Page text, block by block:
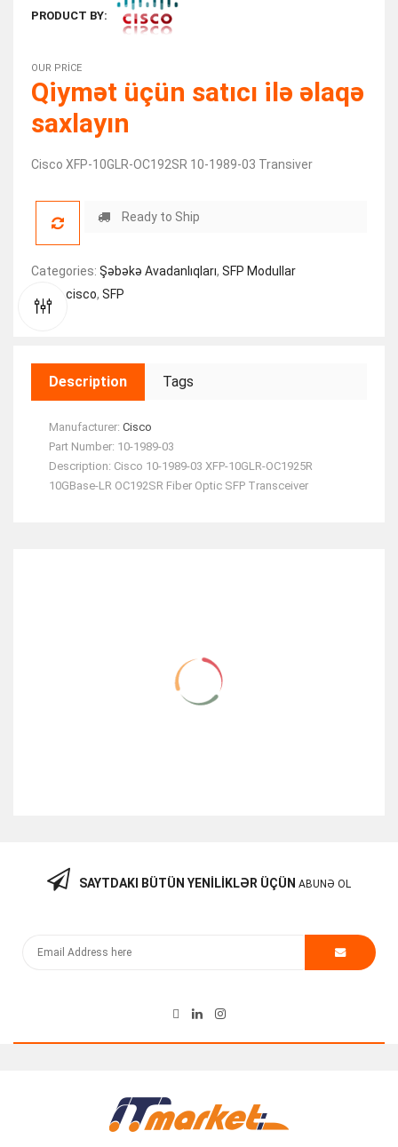
PRODUCT BY:
OUR PRICE
Qiymət üçün satıcı ilə əlaqə
saxlayın
Cisco XFP-10GLR-OC192SR 10-1989-03 Transiver
Ready to Ship
Categories: Şəbəkə Avadanlıqları, SFP Modullar
cisco, SFP
Description Tags
Manufacturer: Cisco
Part Number: 10-1989-03
Description: Cisco 10-1989-03 XFP-10GLR-OC1925R
10GBase-LR OC192SR Fiber Optic SFP Transceiver
Kommutator “Cisco 3560-12PC-S PoE V03”
SAYTDAKI BÜTÜN YENILIKLƏR ÜÇÜN ABUNƏ OL